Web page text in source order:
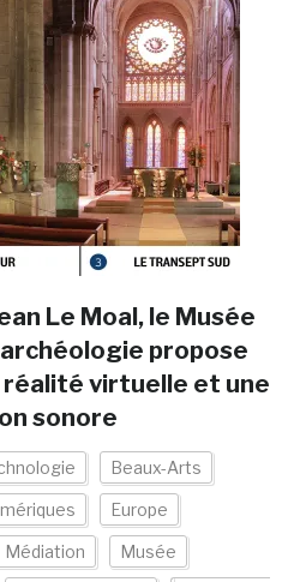
Le Moal, le Musée
propose
réalité virtuelle et une
sonore
Beaux-Arts
Europe
Médiation Musée